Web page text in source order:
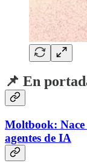
📌 En
Moltbook:
agentes de IA